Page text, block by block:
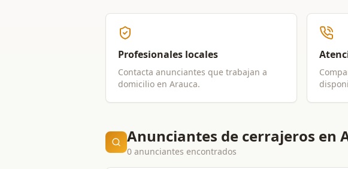
Profesionales locales
Contacta anunciantes que trabajan a
domicilio en Arauca.
Anunciantes de cerrajeros en
0 anunciantes encontrados